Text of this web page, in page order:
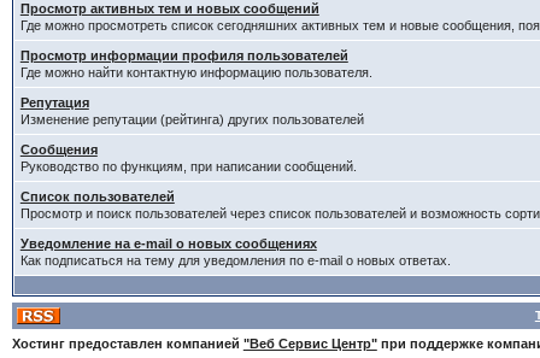
Просмотр активных тем и новых сообщений
Где можно просмотреть список сегодняшних активных тем и новые сообщения,
Просмотр информации профиля пользователей
Где можно найти контактную информацию пользователя.
Репутация
Изменение репутации (рейтинга) других пользователей
Сообщения
Руководство по функциям, при написании сообщений.
Список пользователей
Просмотр и поиск пользователей через список пользователей и возможность
Уведомление на e-mail о новых сообщениях
Как подписаться на тему для уведомления по e-mail о новых ответах.
Хостинг предоставлен компанией "Веб Сервис Центр"при поддержке